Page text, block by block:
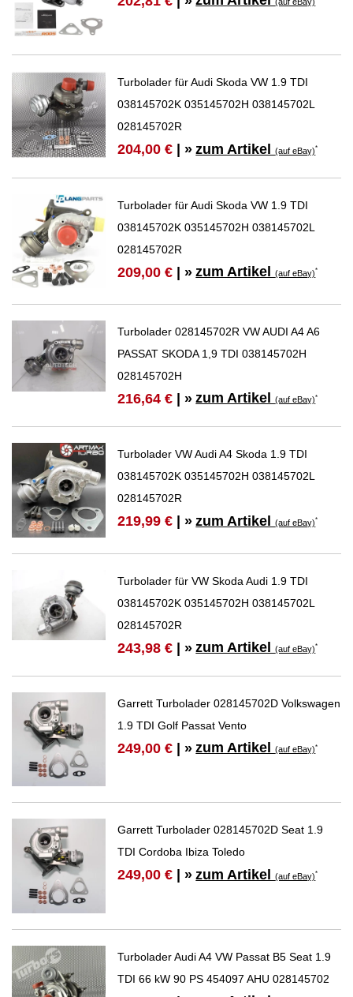
(auf eBay)
Turbolader für Audi Skoda VW 1.9 TDI
038145702K 035145702H 038145702L
028145702R
204,00 € | » zum Artikel(auf eBay)*
Turbolader für Audi Skoda VW 1.9 TDI
038145702K 035145702H 038145702L
028145702R
209,00 € | » zum Artikel(auf eBay)*
Turbolader 028145702R VW AUDI A4 A6
PASSAT SKODA 1,9 TDI 038145702H
028145702H
216,64 € | » zum Artikel(auf eBay)*
Turbolader VW Audi A4 Skoda 1.9 TDI
038145702K 035145702H 038145702L
028145702R
219,99 € | » zum Artikel(auf eBay)*
Turbolader für VW Skoda Audi 1.9 TDI
038145702K 035145702H 038145702L
028145702R
243,98 € | » zum Artikel(auf eBay)*
Garrett Turbolader 028145702D Volkswagen
1.9 TDI Golf Passat Vento
249,00 € | » zum Artikel(auf eBay)*
Garrett Turbolader 028145702D Seat 1.9
TDI Cordoba Ibiza Toledo
249,00 € | » zum Artikel(auf eBay)*
Turbolader Audi A4 VW Passat B5 Seat 1.9
TDI 66 kW 90 PS 454097 AHU 028145702